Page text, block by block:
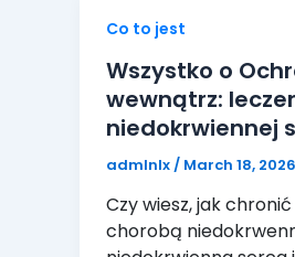
Co to jest
Wszystko o
wewnątrz:
niedokrwiennej
admlnlx / March 18, 2026
Czy wiesz, jak
chorobą